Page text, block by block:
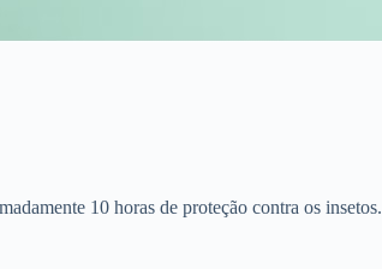
10 horas de proteção contra os insetos.